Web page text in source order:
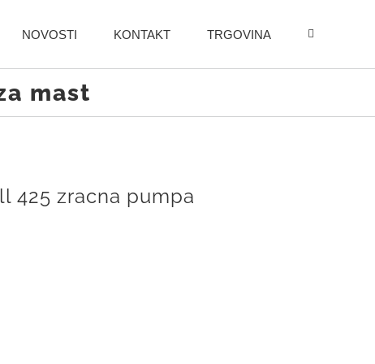
NOVOSTI KONTAKT TRGOVINA
mast
425 zracna pumpa